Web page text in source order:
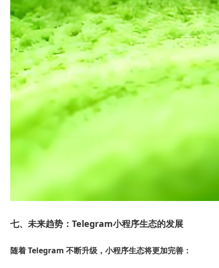
七、未来趋势：Telegram小程序生态的发展
随着 Telegram 不断升级，小程序生态将更加完善：